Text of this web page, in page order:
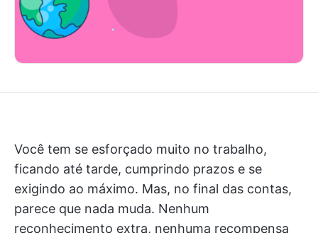
Você tem se esforçado muito no trabalho,
ficando até tarde, cumprindo prazos e se
exigindo ao máximo. Mas, no final das contas,
parece que nada muda. Nenhum
reconhecimento extra, nenhuma recompensa